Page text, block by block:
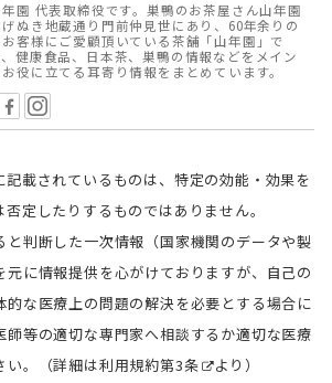
園 代表取締役です。巣鴨のお茶屋さん山年園
ぬき地蔵通り門前仲見世にあり、60年余りの
客様にご愛顧頂いている茶舗「山年園」で
健康食品、日本茶、巣鴨の情報などをメイン
役に立てる耳寄り情報をまとめています。
載されているものは、特定の効能・効果を
定したりするものではありません。
と判断した一次情報（国家機関のデータや製
元に情報提供を心がけておりますが、自己の
的な医療上の問題の解決を必要とする場合に
師等の適切な専門家へ相談するか適切な医療
い。（詳細は利用規約第3条 より）